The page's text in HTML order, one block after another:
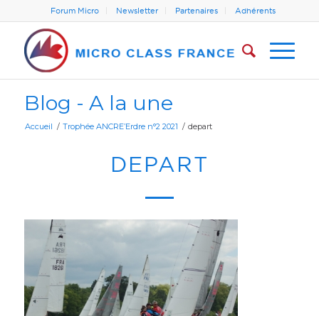
Forum Micro Newsletter Partenaires Adhérents
Blog - A la une
Accueil / Trophée ANCRE’Erdre n°2 2021 / depart
DEPART